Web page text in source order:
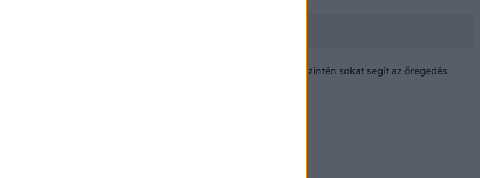
majd a korosodás során a felnőttkori csontrendszer épségére. Szintén sokat segít az öregedés